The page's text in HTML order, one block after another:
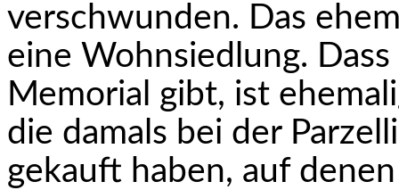
verschwunden. Das
eine Wohnsiedlung.
Memorial gibt, ist
die damals bei der
gekauft haben, auf